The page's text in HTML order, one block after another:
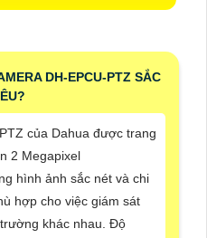
DH-EPCU-PTZ SẮC
của Dahua được trang
2 Megapixel
hình ảnh sắc nét và chi
hợp cho việc giám sát
khác nhau. Độ